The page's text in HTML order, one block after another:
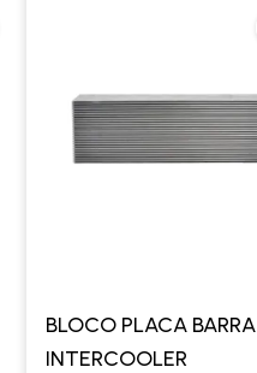
BLOCO PLACA BARRA
INTERCOOLER